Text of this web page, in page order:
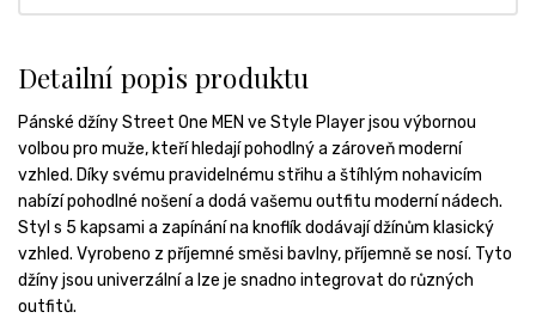
Detailní popis produktu
Pánské džíny Street One MEN ve Style Player jsou výbornou
volbou pro muže, kteří hledají pohodlný a zároveň moderní
vzhled. Díky svému pravidelnému střihu a štíhlým nohavicím
nabízí pohodlné nošení a dodá vašemu outfitu moderní nádech.
Styl s 5 kapsami a zapínání na knoflík dodávají džínům klasický
vzhled. Vyrobeno z příjemné směsi bavlny, příjemně se nosí. Tyto
džíny jsou univerzální a lze je snadno integrovat do různých
outfitů.